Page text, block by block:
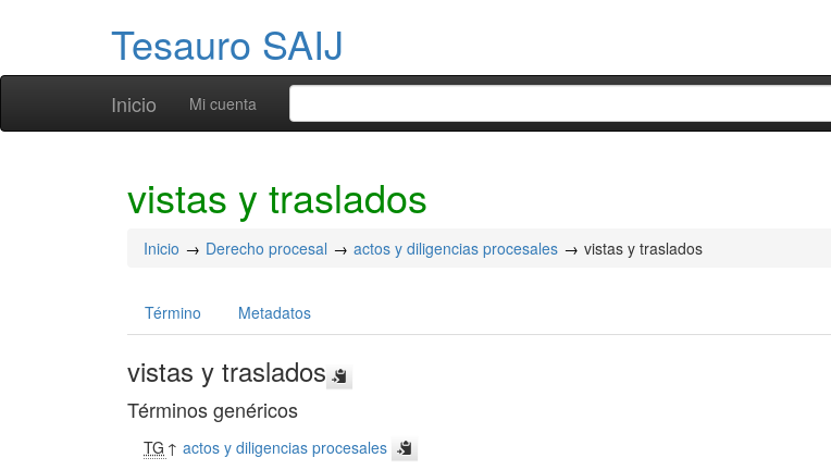
Tesauro SAIJ
Inicio Mi cuenta
vistas y traslados
Inicio Derecho procesal actos y diligencias procesales vistas y traslados
Término Metadatos
vistas y traslados
Términos genéricos
TG ↑actos y diligencias procesales